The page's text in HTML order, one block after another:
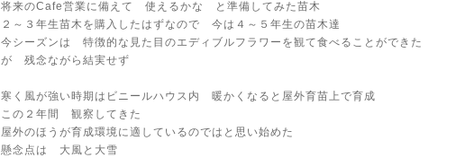
将来のCafe営業に備えて 使えるかな と準備してみた苗木
２～３年生苗木を購入したはずなので 今は４～５年生の苗木達
今シーズンは 特徴的な見た目のエディブルフラワーを観て食べることができた
が 残念ながら結実せず
寒く風が強い時期はビニールハウス内 暖かくなると屋外育苗上で育成
この２年間 観察してきた
屋外のほうが育成環境に適しているのではと思い始めた
懸念点は 大風と大雪